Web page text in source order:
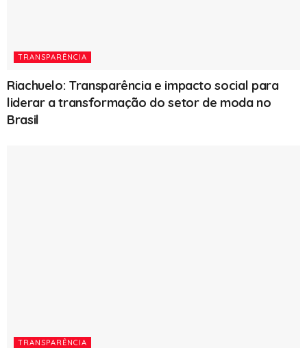
TRANSPARÊNCIA
Riachuelo: Transparência e impacto social para
liderar a transformação do setor de moda no
Brasil
TRANSPARÊNCIA